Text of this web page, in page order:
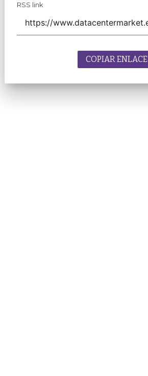
RSS link
COPIAR ENLACE